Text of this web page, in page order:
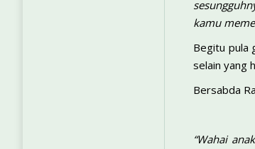
kamu
Begitu pula
selain yang
Bersabda
“Wahai